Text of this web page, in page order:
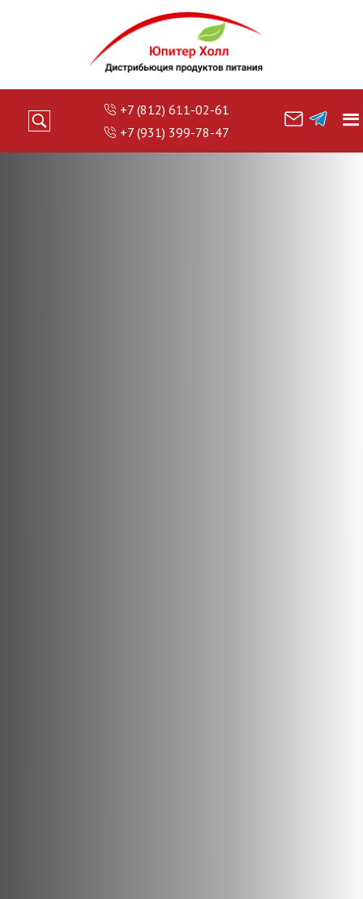
+7 (812) 611-02-61
+7 (931) 399-78-47